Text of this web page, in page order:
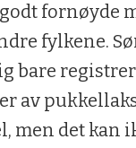
fornøyde
fylkene.
bare
av
men det kan